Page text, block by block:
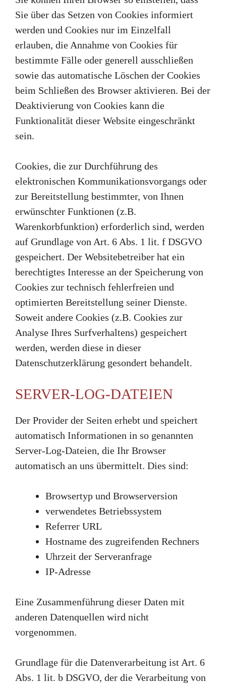
Sie über das Setzen von Cookies informiert
werden und Cookies nur im Einzelfall
erlauben, die Annahme von Cookies für
bestimmte Fälle oder generell ausschließen
sowie das automatische Löschen der Cookies
beim Schließen des Browser aktivieren. Bei der
Deaktivierung von Cookies kann die
Funktionalität dieser Website eingeschränkt
sein.
Cookies, die zur Durchführung des
elektronischen Kommunikationsvorgangs oder
zur Bereitstellung bestimmter, von Ihnen
erwünschter Funktionen (z.B.
Warenkorbfunktion) erforderlich sind, werden
auf Grundlage von Art. 6 Abs. 1 lit. f DSGVO
gespeichert. Der Websitebetreiber hat ein
berechtigtes Interesse an der Speicherung von
Cookies zur technisch fehlerfreien und
optimierten Bereitstellung seiner Dienste.
Soweit andere Cookies (z.B. Cookies zur
Analyse Ihres Surfverhaltens) gespeichert
werden, werden diese in dieser
Datenschutzerklärung gesondert behandelt.
SERVER-LOG-DATEIEN
Der Provider der Seiten erhebt und speichert
automatisch Informationen in so genannten
Server-Log-Dateien, die Ihr Browser
automatisch an uns übermittelt. Dies sind:
Browsertyp und Browserversion
verwendetes Betriebssystem
Referrer URL
Hostname des zugreifenden Rechners
Uhrzeit der Serveranfrage
IP-Adresse
Eine Zusammenführung dieser Daten mit
anderen Datenquellen wird nicht
vorgenommen.
Grundlage für die Datenverarbeitung ist Art. 6
Abs. 1 lit. b DSGVO, der die Verarbeitung von